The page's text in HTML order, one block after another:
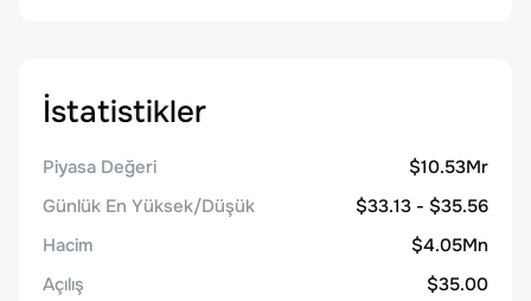
İstatistikler
Piyasa Değeri
$10.53Mr
Günlük En Yüksek/Düşük
$33.13 - $35.56
Hacim
$4.05Mn
Açılış
$35.00